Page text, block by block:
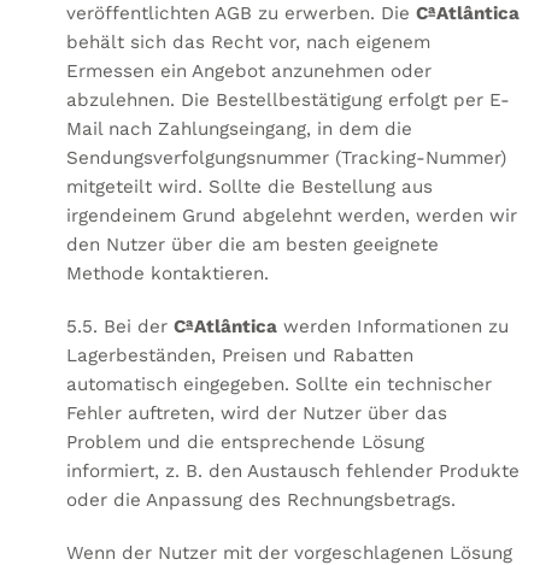
veröffentlichten AGB zu erwerben. Die CªAtlântica
behält sich das Recht vor, nach eigenem
Ermessen ein Angebot anzunehmen oder
abzulehnen. Die Bestellbestätigung erfolgt per E-
Mail nach Zahlungseingang, in dem die
Sendungsverfolgungsnummer (Tracking-Nummer)
mitgeteilt wird. Sollte die Bestellung aus
irgendeinem Grund abgelehnt werden, werden wir
den Nutzer über die am besten geeignete
Methode kontaktieren.
5.5. Bei der CªAtlântica werden Informationen zu
Lagerbeständen, Preisen und Rabatten
automatisch eingegeben. Sollte ein technischer
Fehler auftreten, wird der Nutzer über das
Problem und die entsprechende Lösung
informiert, z. B. den Austausch fehlender Produkte
oder die Anpassung des Rechnungsbetrags.
Wenn der Nutzer mit der vorgeschlagenen Lösung